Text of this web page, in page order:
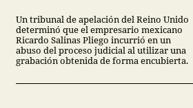
Un tribunal de apelación del Reino Unido
determinó que el empresario mexicano
Ricardo Salinas Pliego incurrió en un
abuso del proceso judicial al utilizar una
grabación obtenida de forma encubierta.